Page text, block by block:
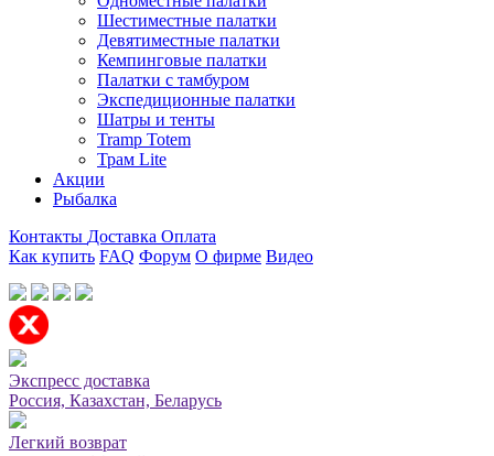
Шестиместные палатки
Девятиместные палатки
Кемпинговые палатки
Палатки с тамбуром
Экспедиционные палатки
Шатры и тенты
Tramp Totem
Трам Lite
Акции
Рыбалка
Контакты Доставка Оплата
Как купить FAQ Форум О фирме Видео
Экспресс доставка
Россия, Казахстан, Беларусь
Легкий возврат